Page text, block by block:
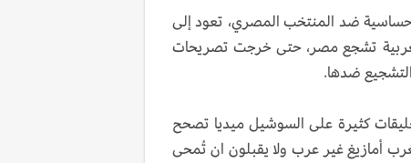
حساسية ضد المنتخب المصري، تعود إلى
تشجع مصر، حتى خرجت تصريحات
ضدها.
كثيرة على السوشيل ميديا تصحح
أمازيغ غير عرب ولا يقبلون ان تُمحى